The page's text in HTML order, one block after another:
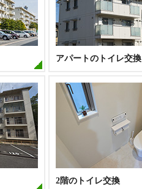
アパートのトイレ交換
2階のトイレ交換